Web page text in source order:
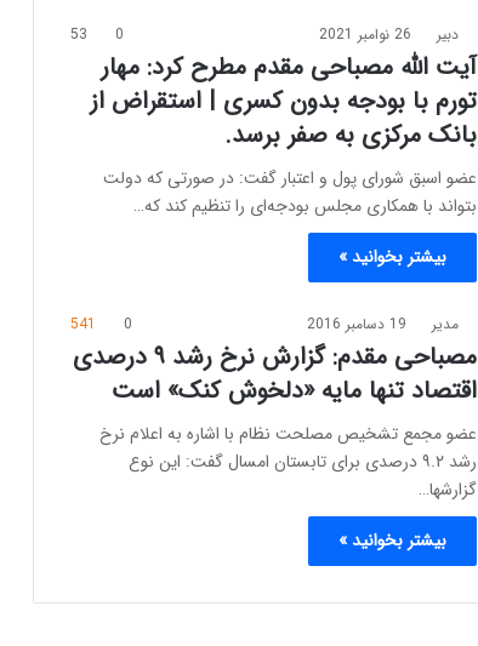
دبیر 26 نوامبر 2021 0
53
آیت الله مصباحی مقدم مطرح کرد: مهار
تورم با بودجه بدون کسری | استقراض از
بانک مرکزی به صفر برسد.
عضو اسبق شورای پول و اعتبار گفت: در صورتی که دولت
بتواند با همکاری مجلس بودجه‌ای را تنظیم کند که…
بیشتر بخوانید »
مدیر 19 دسامبر 2016 0
541
مصباحی مقدم: گزارش نرخ رشد ۹ درصدی
اقتصاد تنها مایه «دلخوش کنک» است
عضو مجمع تشخیص مصلحت نظام با اشاره به اعلام نرخ
رشد ۹.۲ درصدی برای تابستان امسال گفت: این نوع
گزارشها…
بیشتر بخوانید »